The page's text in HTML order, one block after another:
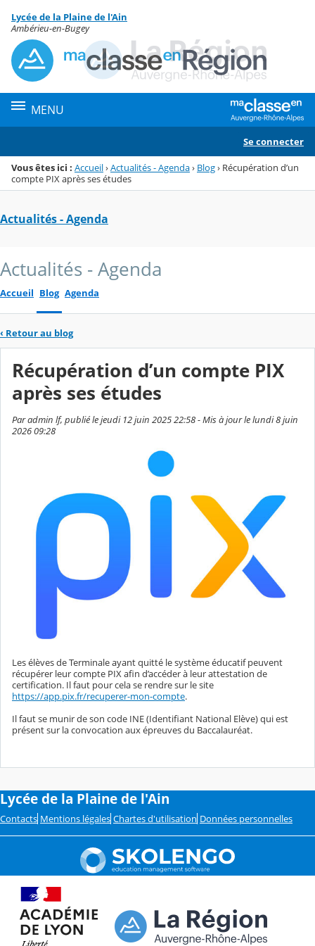
Menu de la rubrique
Contenu
Lycée de la Plaine de l'Ain
Ambérieu-en-Bugey
MENU
Se connecter
Vous êtes ici : Accueil›Actualités - Agenda› Blog› Récupération d’un
compte PIX après ses études
Actualités - Agenda
Actualités - Agenda
Accueil Blog Agenda
‹ Retour au blog
Récupération d’un compte PIX
après ses études
Par admin lf, publié le jeudi 12 juin 2025 22:58 - Mis à jour le lundi 8 juin
2026 09:28
Les élèves de Terminale ayant quitté le système éducatif peuvent
récupérer leur compte PIX afin d’accéder à leur attestation de
certification. Il faut pour cela se rendre sur le site
https://app.pix.fr/recuperer-mon-compte.
Il faut se munir de son code INE (Identifiant National Elève) qui est
présent sur la convocation aux épreuves du Baccalauréat.
Lycée de la Plaine de l'Ain
Contacts Mentions légales Chartes d'utilisation Données personnelles